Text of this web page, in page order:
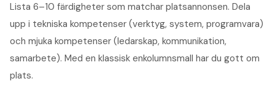
Lista 6–10 färdigheter som matchar platsannonsen. Dela
upp i tekniska kompetenser (verktyg, system, programvara)
och mjuka kompetenser (ledarskap, kommunikation,
samarbete). Med en klassisk enkolumnsmall har du gott om
plats.